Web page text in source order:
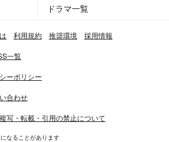
ドラマ一覧
利用規約 推奨環境 採用情報
一覧
ーポリシー
合わせ
写・転載・引用の禁止について
なることがあります